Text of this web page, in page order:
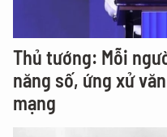
Thủ tướng: Mỗi
năng số, ứng xử
mạng